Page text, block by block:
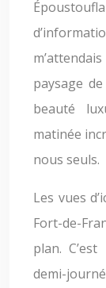
paysage
beauté
matinée
nous seuls.
Les vues
Fort-de-
plan.
demi-